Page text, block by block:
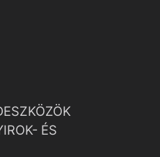
ÉS